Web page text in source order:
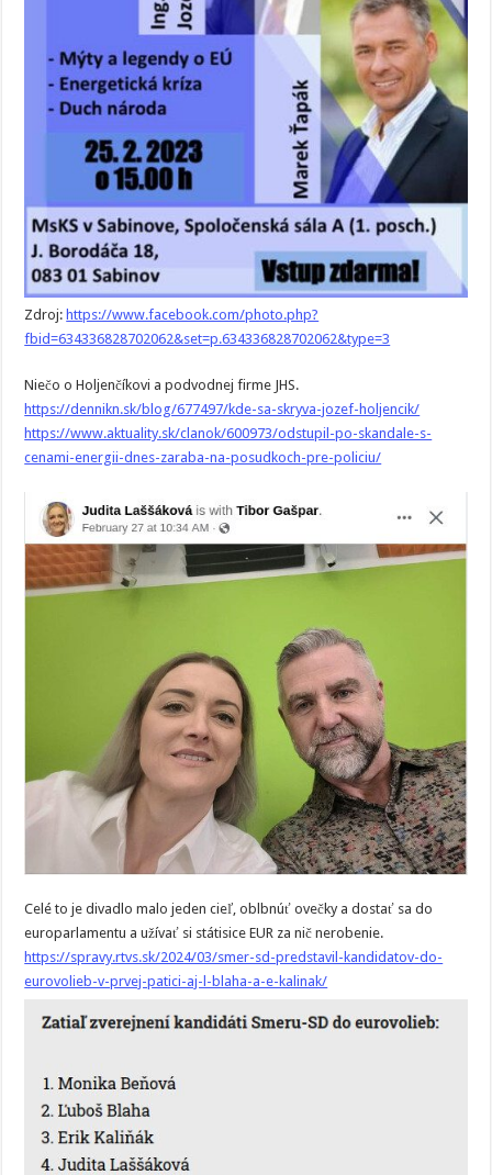
Zdroj: https://www.facebook.com/photo.php?
fbid=634336828702062&set=p.634336828702062&type=3
Niečo o Holjenčíkovi a podvodnej firme JHS.
https://dennikn.sk/blog/677497/kde-sa-skryva-jozef-holjencik/
https://www.aktuality.sk/clanok/600973/odstupil-po-skandale-s-
cenami-energii-dnes-zaraba-na-posudkoch-pre-policiu/
Celé to je divadlo malo jeden cieľ, oblbnúť ovečky a dostať sa do
europarlamentu a užívať si státisice EUR za nič nerobenie.
https://spravy.rtvs.sk/2024/03/smer-sd-predstavil-kandidatov-do-
eurovolieb-v-prvej-patici-aj-l-blaha-a-e-kalinak/